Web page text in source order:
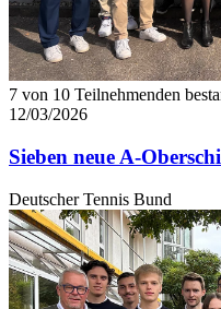
7 von 10 Teilnehmenden
12/03/2026
Sieben neue A-
Deutscher Tennis Bund